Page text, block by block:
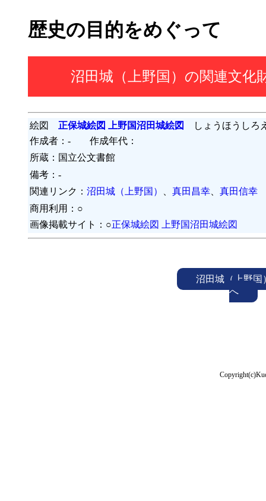
歴史の目的をめぐって
沼田城（上野国）の関連文化
絵図 正保城絵図 上野国沼田城絵図
しょうほうしろ
作成者：- 作成年代：
所蔵：国立公文書館
備考：-
関連リンク： 沼田城（上野国） 真田昌幸、 真田信幸
商用利用：○
画像掲載サイト：○正保城絵図 上野国沼田城絵図
沼田城（上野国
へ